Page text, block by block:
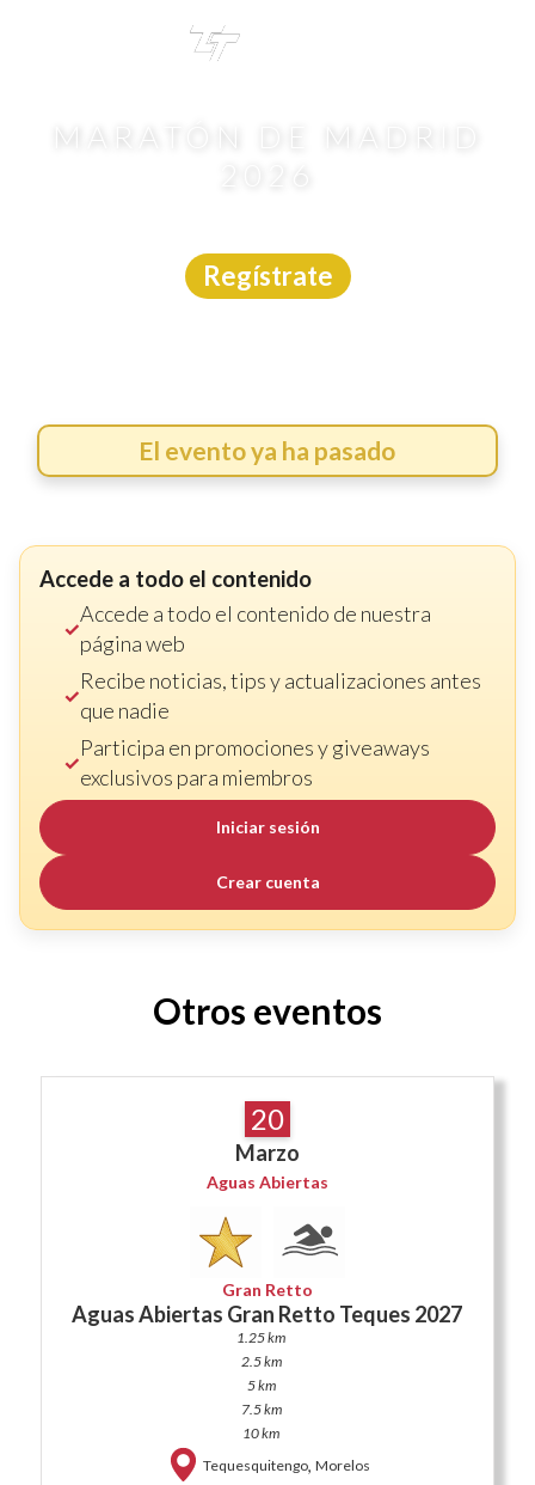
MARATÓN DE MADRID
Regístrate
El evento ya ha pasado
Accede a todo el contenido
Accede a todo el contenido de nuestra
página web
Recibe noticias, tips y actualizaciones antes
que nadie
Participa en promociones y giveaways
exclusivos para miembros
Iniciar sesión
Crear cuenta
Otros eventos
20
Marzo
Aguas Abiertas
Gran Retto
Aguas Abiertas Gran Retto Teques 2027
1.25 km
2.5 km
5 km
7.5 km
10 km
Tequesquitengo, Morelos